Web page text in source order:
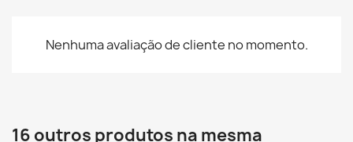
Nenhuma avaliação de cliente no momento.
16 outros produtos na mesma